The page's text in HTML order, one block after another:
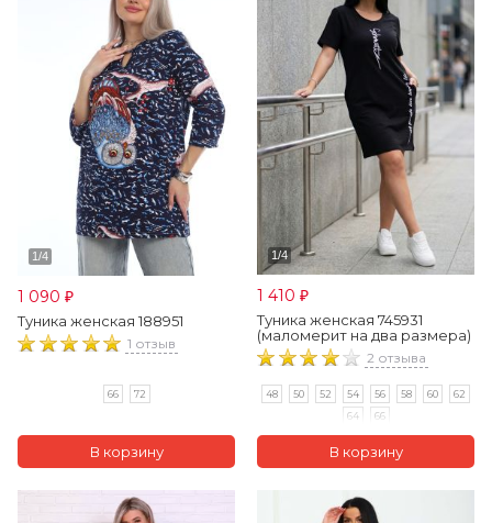
1 090 ₽
Туника женская 188951
1 отзыв
66 72
1 410 ₽
Туника женская 745931
(маломерит на два размера)
2 отзыва
48 50 52 54 56 58 60
62
64
66